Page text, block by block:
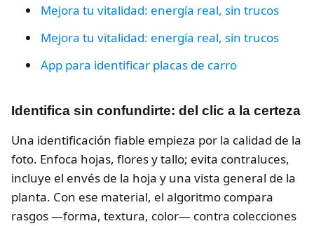
Mejora tu vitalidad: energía real, sin trucos
Mejora tu vitalidad: energía real, sin trucos
App para identificar placas de carro
Identifica sin confundirte: del clic a la certeza
Una identificación fiable empieza por la calidad de la
foto. Enfoca hojas, flores y tallo; evita contraluces,
incluye el envés de la hoja y una vista general de la
planta. Con ese material, el algoritmo compara
rasgos —forma, textura, color— contra colecciones